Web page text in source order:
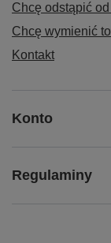
Chcę odstąpić
Chcę wymienić
Kontakt
Konto
Regulaminy